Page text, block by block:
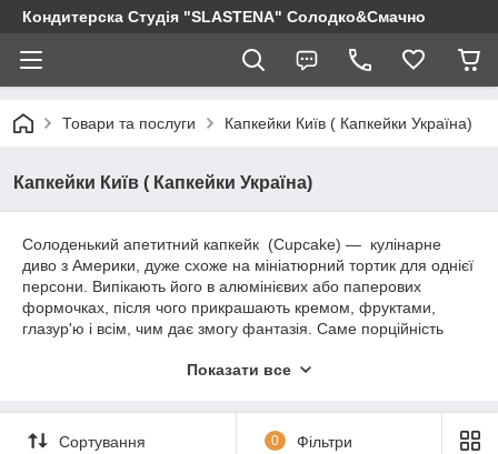
Кондитерска Студія "SLASTENA" Солодко&Смачно
Товари та послуги Капкейки Київ ( Капкейки Україна)
Капкейки Київ ( Капкейки Україна)
Солоденький апетитний капкейк (Cupcake) — кулінарне
диво з Америки, дуже схоже на мініатюрний тортик для однієї
персони. Випікають його в алюмінієвих або паперових
формочках, після чого прикрашають кремом, фруктами,
глазур'ю і всім, чим дає змогу фантазія. Саме порційність
Не потрібно різати та переносити на тарілочки, не потрібно
тортик, помилуватися, вдихнути тонкий аромат приємних
ноток і насолодитися дивовижним смаком.
Показати все
Сортування 0 Фільтри